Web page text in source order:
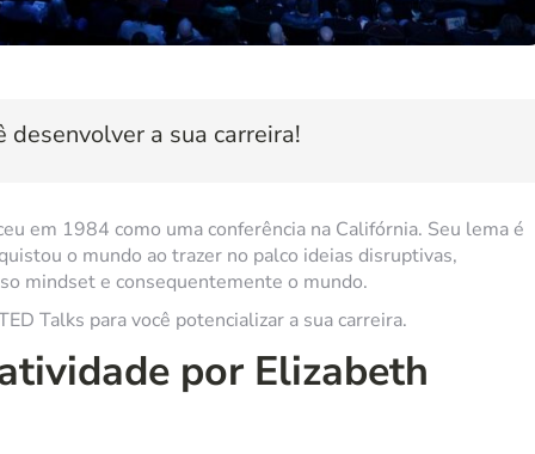
desenvolver a sua carreira!
em 1984 como uma conferência na Califórnia. Seu lema é
o mundo ao trazer no palco ideias disruptivas,
mindset e consequentemente o mundo.
Talks para você potencializar a sua carreira.
por Elizabeth